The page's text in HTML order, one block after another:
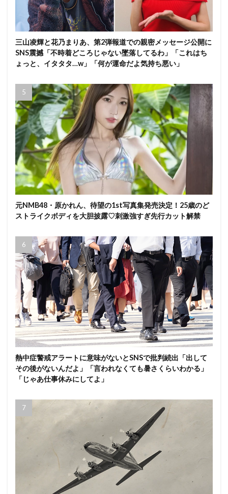
三山凌輝と花乃まりあ、第2弾報道での親密メッセージ公開に
SNS震撼「不時着どころじゃない墜落してるわ」「これはち
ょっと、イタタタ…w」「何が運命だよ気持ち悪い」
元NMB48・原かれん、待望の1st写真集発売決定！25歳のど
ストライクボディを大胆披露♡刺激強すぎ先行カット解禁
熱中症警戒アラートに意味がないとSNSで批判続出「出して
その後がないんだよ」「言われなくても暑さくらいわかる」
「じゃあ仕事休みにしてよ」